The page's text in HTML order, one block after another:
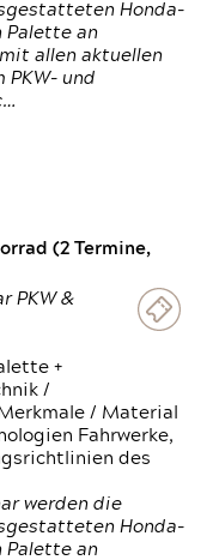
Honda-
Palette an
allen aktuellen
PKW- und
(2 Termine,
PKW &
+
/
/ Material
Fahrwerke,
des
werden die
Honda-
Palette an